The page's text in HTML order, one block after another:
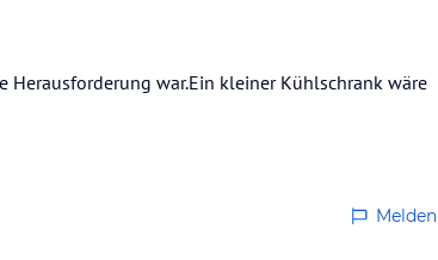
Herausforderung war.Ein kleiner Kühlschrank wäre
Melden